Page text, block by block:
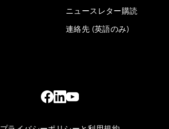
ニュースレター購読
連絡先 (英語のみ)